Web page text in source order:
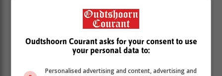
Oudtshoorn Courant asks for your consent to use
your personal data to:
Personalised advertising and content, advertising and